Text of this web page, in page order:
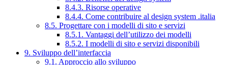
8.4.3. Risorse operative
8.4.4. Come contribuire al design system .italia
8.5. Progettare con i modelli di sito e servizi
8.5.1. Vantaggi dell’utilizzo dei modelli
8.5.2. I modelli di sito e servizi disponibili
9. Sviluppo dell’interfaccia
9.1. Approccio allo sviluppo